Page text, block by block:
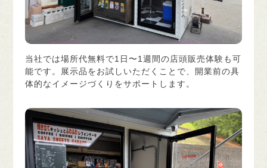
当社では場所代無料で1日〜1週間の店頭販売体験も可
能です。展示品をお試しいただくことで、開業前の具
体的なイメージづくりをサポートします。